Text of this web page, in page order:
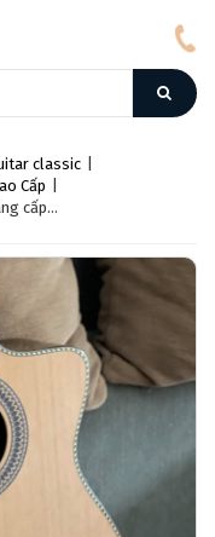
classic
Cấp
cấp...